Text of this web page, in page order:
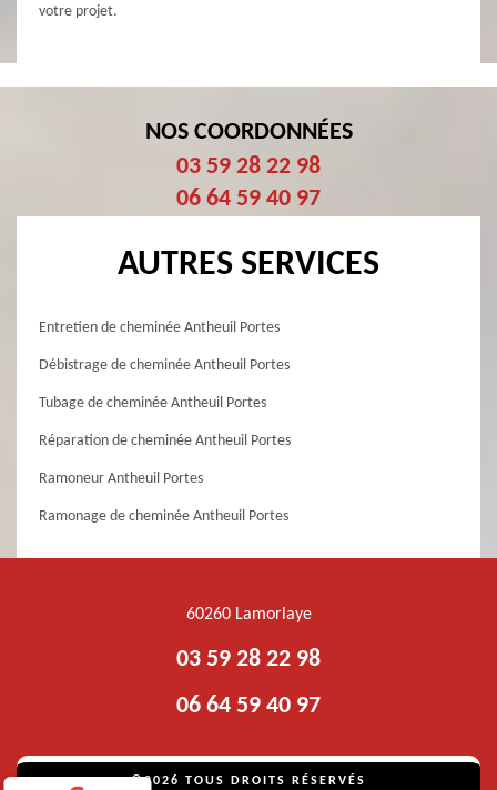
votre projet.
NOS COORDONNÉES
03 59 28 22 98
06 64 59 40 97
AUTRES SERVICES
Entretien de cheminée Antheuil Portes
Débistrage de cheminée Antheuil Portes
Tubage de cheminée Antheuil Portes
Réparation de cheminée Antheuil Portes
Ramoneur Antheuil Portes
Ramonage de cheminée Antheuil Portes
60260 Lamorlaye
03 59 28 22 98
06 64 59 40 97
©2026 TOUS DROITS RÉSERVÉS